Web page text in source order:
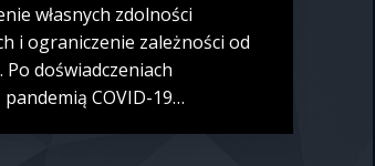
własnych zdolności
i ograniczenie zależności od
Po doświadczeniach
pandemią COVID-19…